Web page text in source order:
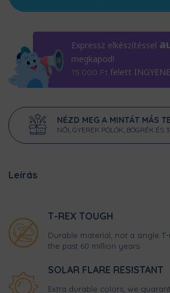
Expressz elkészítéssel
megkapod!
15.000 Ft felett
NÉZD MEG A MINTÁT MÁS
NŐI, GYEREK PÓLÓK, BÖGRÉK ÉS
Leírás
T-REX TOUGH
Durable material, not a single
the past 60 million years
SOLAR FLARE RESISTANT
Extra durable colors, we